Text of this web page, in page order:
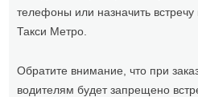
телефоны или назначить
Такси Метро.
Обратите внимание, что при
водителям будет запрещено